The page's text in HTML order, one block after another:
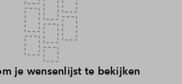
je wensenlijst te bekijken